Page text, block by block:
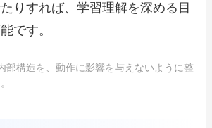
りすれば、学習理解を深める目
です。
部構造を、動作に影響を与えないように整